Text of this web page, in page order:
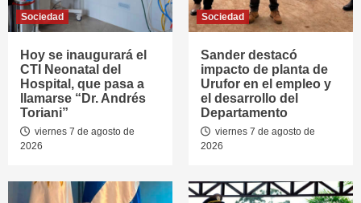
Sociedad
Hoy se inaugurará el
CTI Neonatal del
Hospital, que pasa a
llamarse “Dr. Andrés
Toriani”
viernes 7 de agosto de
2026
Sociedad
Sander destacó
impacto de planta de
Urufor en el empleo y
el desarrollo del
Departamento
viernes 7 de agosto de
2026